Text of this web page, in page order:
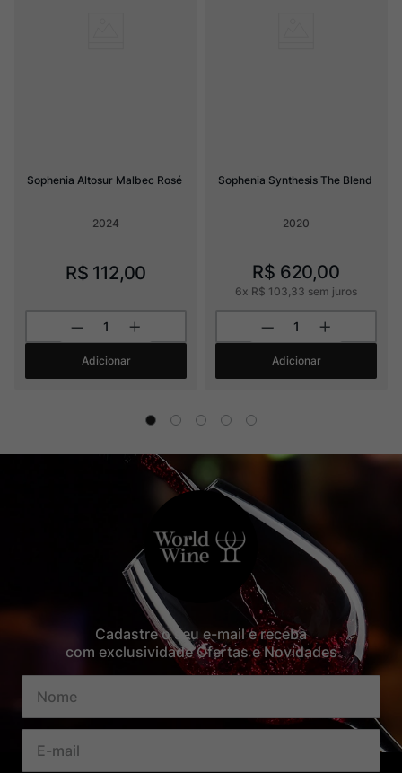
Sophenia Altosur Malbec Rosé
2024
R$ 112,00
Adicionar
Sophenia Synthesis The Blend
2020
R$ 620,00
6x R$ 103,33 sem juros
Adicionar
Cadastre o seu e-mail e receba
com exclusividade Ofertas e Novidades